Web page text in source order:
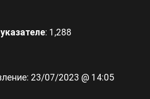
указателе: 1,288
23/07/2023 @ 14:05